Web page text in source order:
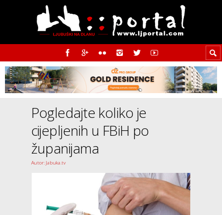
Pogledajte koliko je
cijepljenih u FBiH po
županijama
Autor: Jabuka.tv